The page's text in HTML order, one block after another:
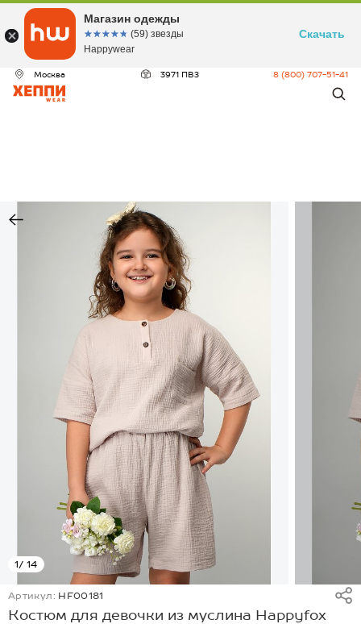
Москва 3971 ПВЗ 8 (800) 707-51-41
1/ 14
Артикул: HF00181
Костюм для девочки из муслина Happyfox
Магазин одежды
☆☆☆☆☆
★★★★★ (59) звезды
Happywear
Скачать